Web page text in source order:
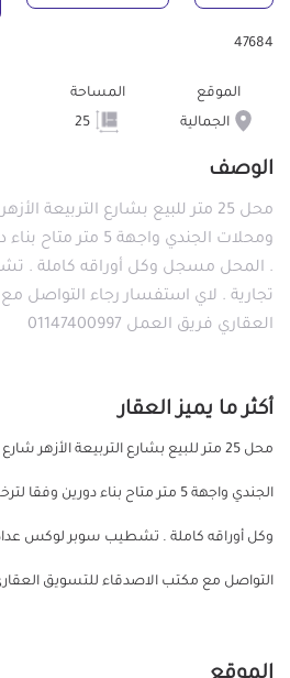
47684
الموقع
الجمالية
المساحة
الوصف
محل 25 متر للبيع بشارع التربيعة
ومحلات الجندي
. المحل مسجل وكل أوراقه كاملة .
تجارية . لاي استفسار رجاء التواصل
العقاري فريق العمل 01147400997
أكثر ما يميز العقار
محل 25 متر للبيع بشارع التربيعة
الجندي واجهة 5 متر متاح بناء
وكل أوراقه كاملة . تشطيب سوبر لوكس
التواصل مع مكتب الاصدقاء للتسويق العقاري فريق